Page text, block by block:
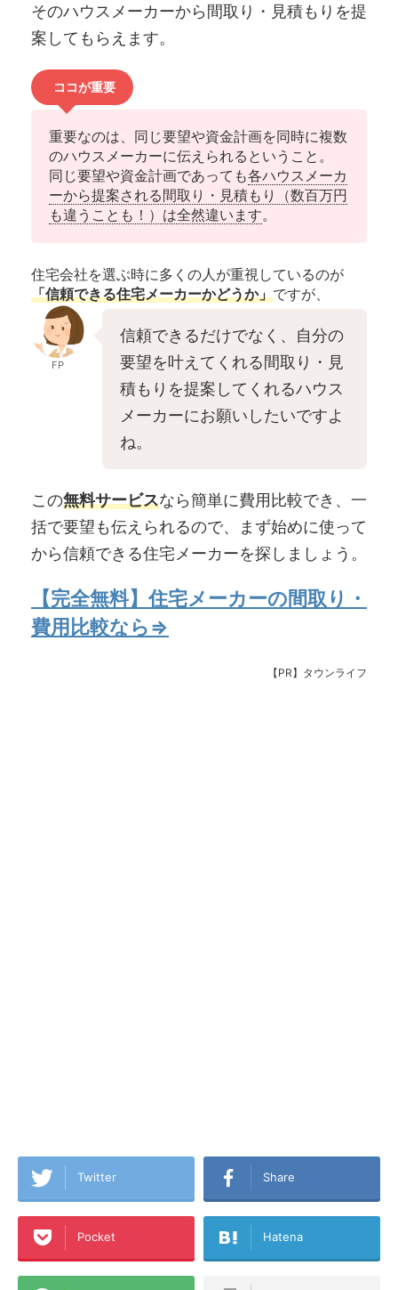
そのハウスメーカーから間取り・見積もりを提
案してもらえます。
ココが重要
重要なのは、同じ要望や資金計画を同時に複数
のハウスメーカーに伝えられるということ。
同じ要望や資金計画であっても各ハウスメーカ
ーから提案される間取り・見積もり（数百万円
も違うことも！）は全然違います。
住宅会社を選ぶ時に多くの人が重視しているのが
「信頼できる住宅メーカーかどうか」ですが、
FP
信頼できるだけでなく、自分の
要望を叶えてくれる間取り・見
積もりを提案してくれるハウス
メーカーにお願いしたいですよ
ね。
この無料サービスなら簡単に費用比較でき、一
括で要望も伝えられるので、まず始めに使って
から信頼できる住宅メーカーを探しましょう。
【完全無料】住宅メーカーの間取り・
費用比較なら⇒
【PR】タウンライフ
Twitter Share
Pocket Hatena